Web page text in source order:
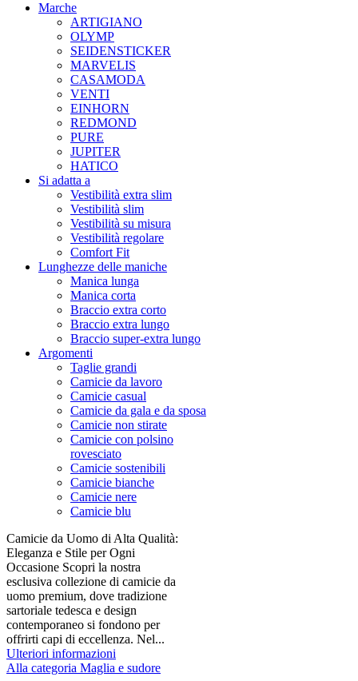
Marche
ARTIGIANO
OLYMP
SEIDENSTICKER
MARVELIS
CASAMODA
VENTI
EINHORN
REDMOND
PURE
JUPITER
HATICO
Si adatta a
Vestibilità extra slim
Vestibilità slim
Vestibilità su misura
Vestibilità regolare
Comfort Fit
Lunghezze delle maniche
Manica lunga
Manica corta
Braccio extra corto
Braccio extra lungo
Braccio super-extra lungo
Argomenti
Taglie grandi
Camicie da lavoro
Camicie casual
Camicie da gala e da sposa
Camicie non stirate
Camicie con polsino
rovesciato
Camicie sostenibili
Camicie bianche
Camicie nere
Camicie blu
Camicie da Uomo di Alta Qualità:
Eleganza e Stile per Ogni
Occasione Scopri la nostra
esclusiva collezione di camicie da
uomo premium, dove tradizione
sartoriale tedesca e design
contemporaneo si fondono per
offrirti capi di eccellenza. Nel...
Ulteriori informazioni
Alla categoria Maglia e sudore